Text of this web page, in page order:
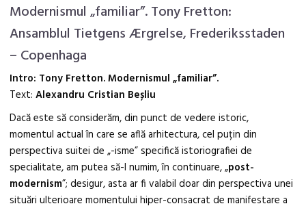
Modernismul „familiar”. Tony Fretton:
Ansamblul Tietgens Ærgrelse, Frederiksstaden
– Copenhaga
Intro: Tony Fretton. Modernismul „familiar”.
Text:Alexandru Cristian Beșliu
Dacă este să considerăm, din punct de vedere istoric,
momentul actual în care se află arhitectura, cel puțin din
perspectiva suitei de „-isme” specifică istoriografiei de
specialitate, am putea să-l numim, în continuare, „post-
modernism”; desigur, asta ar fi valabil doar din perspectiva unei
situări ulterioare momentului hiper-consacrat de manifestare a